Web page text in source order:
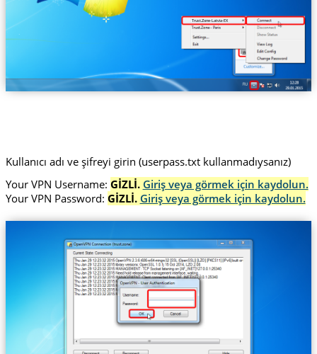
Trust.Zone-Latvia-EX
Kullanıcı adı ve şifreyi girin (userpass.txt kullanmadıysanız)
Your VPN Username: GİZLİ. Giriş veya görmek için kaydolun.
Your VPN Password: GİZLİ. Giriş veya görmek için kaydolun.